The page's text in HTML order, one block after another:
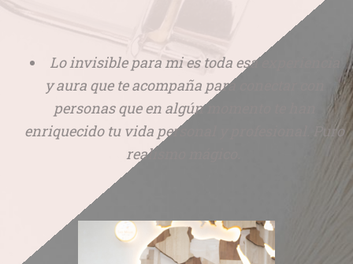
Lo invisible para mi es toda esa experiencia
y aura que te acompaña para conectar con
personas que en algún momento te han
enriquecido tu vida personal y profesional. Puro
realismo mágico.